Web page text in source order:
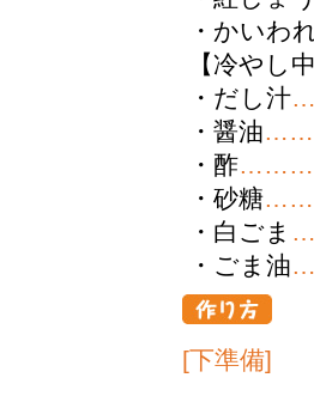
・かいわ
【冷やし
・だし汁
・醤油
・酢
・砂糖
・白ごま
・ごま油
[下準備]